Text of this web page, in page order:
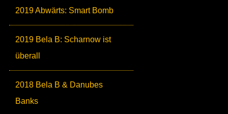
2019 Abwärts: Smart Bomb
2019 Bela B: Scharnow ist
überall
2018 Bela B & Danubes
Banks